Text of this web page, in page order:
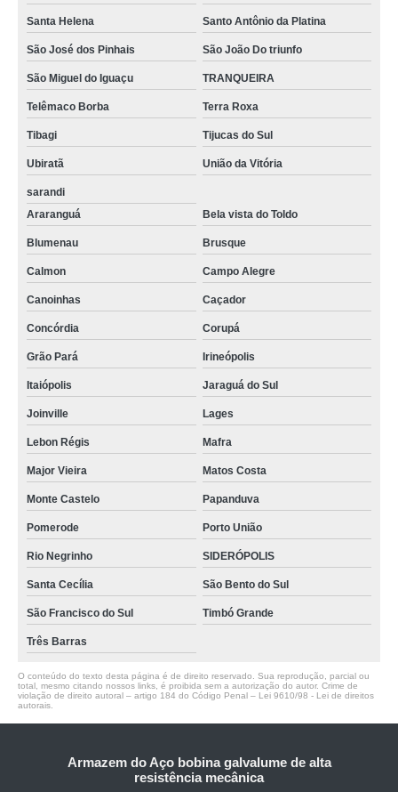
Santa Helena Santo Antônio da Platina
São José dos Pinhais São João Do triunfo
São Miguel do Iguaçu TRANQUEIRA
Telêmaco Borba Terra Roxa
Tibagi Tijucas do Sul
Ubiratã União da Vitória
sarandi
Araranguá
Bela vista do Toldo
Blumenau Brusque
Calmon Campo Alegre
Canoinhas Caçador
Concórdia Corupá
Grão Pará Irineópolis
Itaiópolis Jaraguá do Sul
Joinville Lages
Lebon Régis Mafra
Major Vieira Matos Costa
Monte Castelo Papanduva
Pomerode Porto União
Rio Negrinho SIDERÓPOLIS
Santa Cecília São Bento do Sul
São Francisco do Sul Timbó Grande
Três Barras
O conteúdo do texto desta página é de direito reservado. Sua reprodução, parcial ou
total, mesmo citando nossos links, é proibida sem a autorização do autor. Crime de
violação de direito autoral – artigo 184 do Código Penal – Lei 9610/98 - Lei de direitos
autorais
Armazem do Aço bobina galvalume de alta
resistência mecânica